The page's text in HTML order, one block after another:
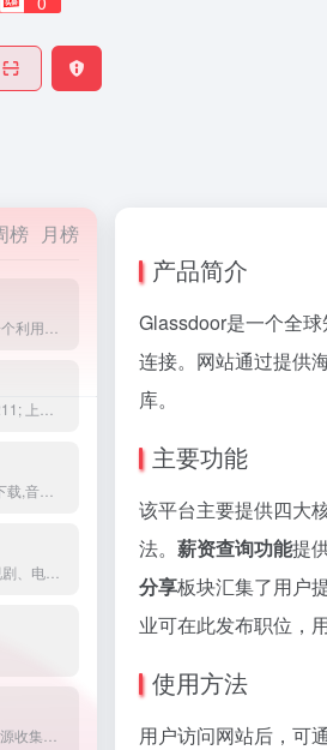
产品简介
Glassdoor是一个全
连接。网站通过提供
库。
主要功能
该平台主要提供四大
法。 薪资查询功能提
分享板块汇集了用户
业可在此发布职位，
使用方法
用户访问网站后，可
榜 月榜